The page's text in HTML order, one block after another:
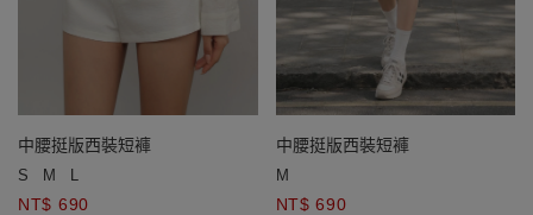
中腰挺版西裝短褲
S M L
NT$ 690
中腰挺版西裝短褲
M
NT$ 690